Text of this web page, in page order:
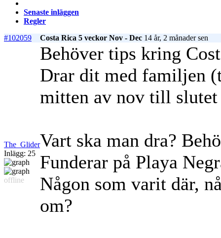
Senaste inläggen
Regler
#102059
Costa Rica 5 veckor Nov - Dec 14 år, 2 månader sen
The_Glider
Inlägg: 25
offline
Behöver tips kring
Drar dit med familjen
mitten av nov till slutet
Vart ska man dra?
Funderar på Playa
Någon som varit där,
om?